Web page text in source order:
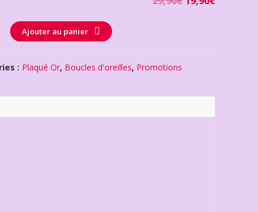
Ajouter au panier
: Plaqué Or, Boucles d'oreilles, Promotions